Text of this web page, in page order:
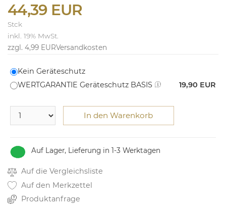
44,39 EUR
Stck
inkl. 19% MwSt.
zzgl. 4,99 EURVersandkosten
Auf Lager, Lieferung in 1-3 Werktagen
Kein Geräteschutz
WERTGARANTIE Geräteschutz BASIS
19,90 EUR
In den Warenkorb
Auf die Vergleichsliste
Auf den Merkzettel
Produktanfrage